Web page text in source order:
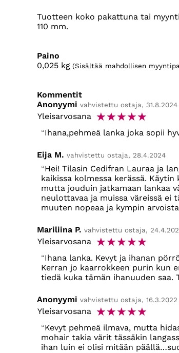
Tuotteen koko pakattuna tai
110 mm.
Paino
0,025 kg (Sisältää mahdollisen
Kommentit
Anonyymi vahvistettu ostaja, 31.8.2024
Yleisarvosana ☆☆☆☆☆
Ihana,pehmeä lanka joka sopii
Eija M. vahvistettu ostaja, 28.4.2024
Hei! Tilasin Cedifran Lauraa ja
kaikissa kolmessa kerässä.
mutta jouduin jatkamaan lankaa
neulottavaa ja muissa väreissä ei
muuten nopeaa ja kympin
Mariliina P. vahvistettu ostaja,
Yleisarvosana ☆☆☆☆☆
Ihana lanka. Kevyt ja ihanan
Kerran jo kaarrokkeen purin kun
tiedä kuka tämän ihanuuden saa.
Anonyymi vahvistettu ostaja, 16.3.2022
Yleisarvosana ☆☆☆☆☆
Kevyt pehmeä ilmava, mutta
mohair takia värit tässäkin
ihan luin ei olisi mitään